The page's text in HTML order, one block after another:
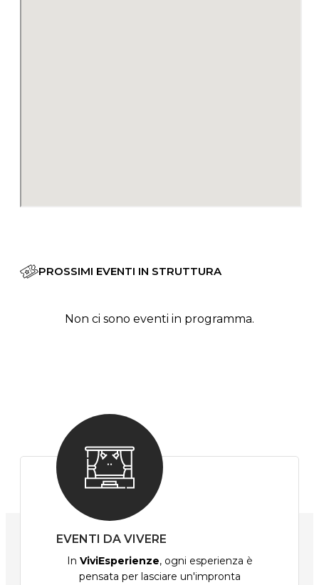
PROSSIMI EVENTI IN STRUTTURA
Non ci sono eventi in programma.
EVENTI DA VIVERE
In ViviEsperienze, ogni esperienza è
pensata per lasciare un'impronta